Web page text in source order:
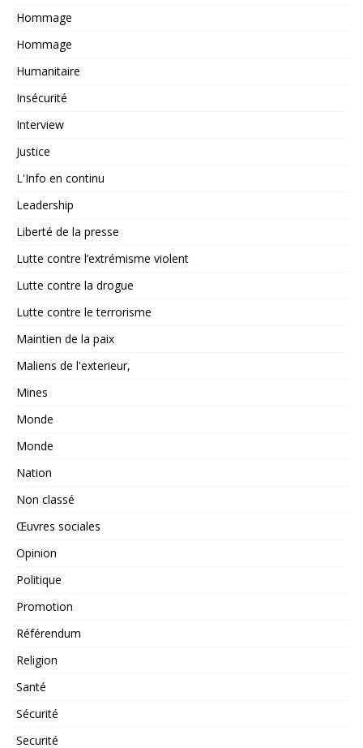
Hommage
Hommage
Humanitaire
Insécurité
Interview
Justice
L'Info en continu
Leadership
Liberté de la presse
Lutte contre l’extrémisme violent
Lutte contre la drogue
Lutte contre le terrorisme
Maintien de la paix
Maliens de l'exterieur,
Mines
Monde
Monde
Nation
Non classé
Œuvres sociales
Opinion
Politique
Promotion
Référendum
Religion
Santé
Sécurité
Securité